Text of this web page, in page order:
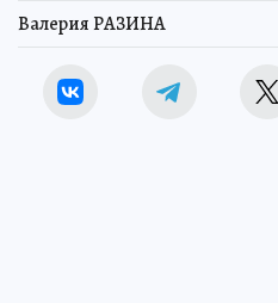
Валерия РАЗИНА